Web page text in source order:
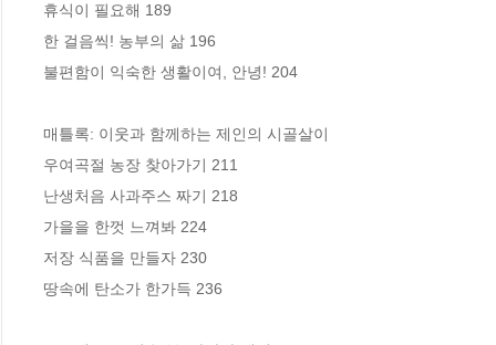
휴식이 필요해 189
한 걸음씩! 농부의 삶 196
불편함이 익숙한 생활이여, 안녕! 204
매틀록: 이웃과 함께하는 제인의 시골살이
우여곡절 농장 찾아가기 211
난생처음 사과주스 짜기 218
가을을 한껏 느껴봐 224
저장 식품을 만들자 230
땅속에 탄소가 한가득 236